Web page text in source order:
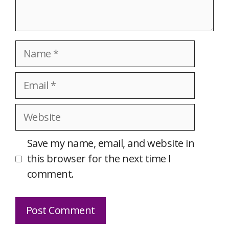
Name
Email
Website
Save my name, email, and website in
this browser for the next time I
comment.